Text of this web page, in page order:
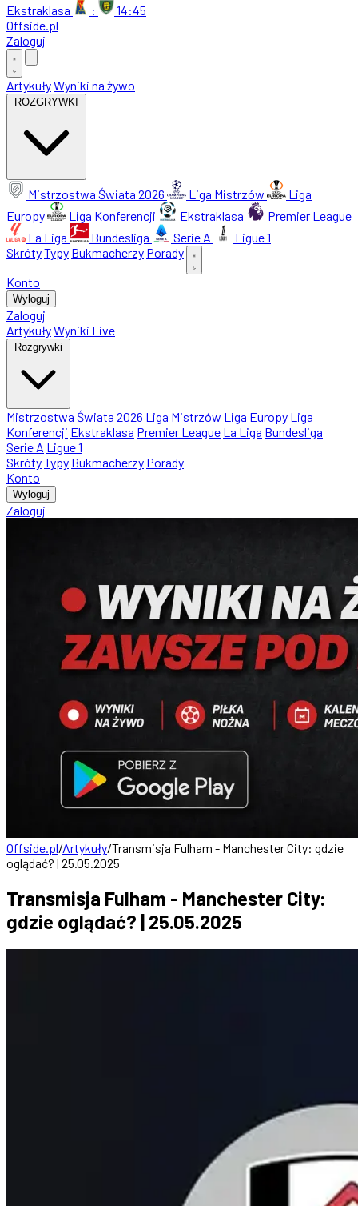
Ekstraklasa
:
14:45
Offside.pl
Zaloguj
ArtykułyWyniki na żywo
ROZGRYWKI
Mistrzostwa Świata 2026 Liga Mistrzów
Liga
Europy
Liga Konferencji Ekstraklasa
Premier League
La Liga
Bundesliga Serie A
Ligue 1
SkrótyTypy Bukmacherzy Porady
Konto
Wyloguj
Zaloguj
ArtykułyWyniki Live
Rozgrywki
Mistrzostwa Świata 2026 Liga Mistrzów Liga Europy Liga
Konferencji Ekstraklasa Premier League La Liga Bundesliga
Serie A Ligue 1
SkrótyTypy Bukmacherzy Porady
Konto
Wyloguj
Zaloguj
Offside.pl/Artykuły/Transmisja Fulham - Manchester City: gdzie
oglądać? | 25.05.2025
Transmisja Fulham - Manchester City:
gdzie oglądać? | 25.05.2025